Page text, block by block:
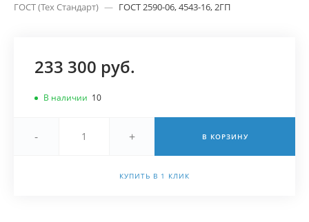
ГОСТ (Тех Стандарт) — ГОСТ 2590-06, 4543-16, 2ГП
233 300 руб.
В наличии 10
- + В КОРЗИНУ
КУПИТЬ В 1 КЛИК